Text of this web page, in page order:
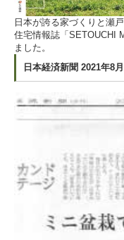
日本が誇る家づくりと瀬
住宅情報誌「SETOUCHI
ました。
日本経済新聞 2021年8